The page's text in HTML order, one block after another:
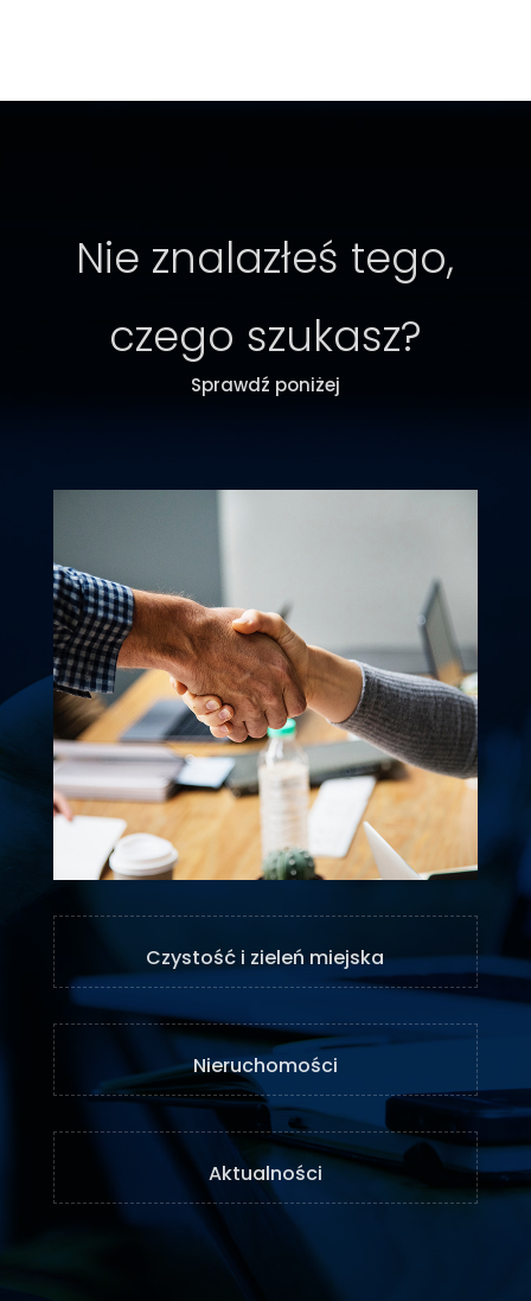
Nie znalazłeś tego,
czego szukasz?
Sprawdź poniżej
Czystość i zieleń miejska
Nieruchomości
Aktualności